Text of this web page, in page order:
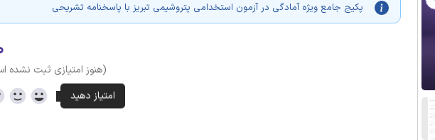
پکیج جامع ویژه آمادگی در آزمون استخدامی پتروشیمی تبریز با پاسخنامه تشریحی
(هنوز امتیازی ثبت نشده